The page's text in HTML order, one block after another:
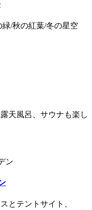
/秋の紅葉/冬の星空
天風呂、サウナも楽し
とテントサイト、